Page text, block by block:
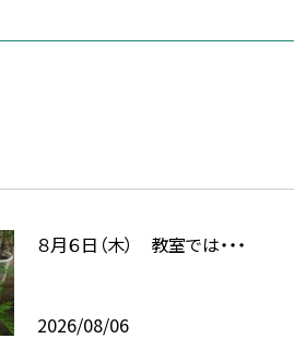
８月６日（木） 教室では・・・
2026/08/06